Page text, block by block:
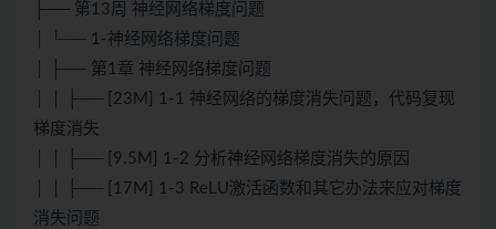
├── 第13周 神经网络梯度问题
│ └── 1-神经网络梯度问题
│ ├── 第1章 神经网络梯度问题
│ │ ├── [23M] 1-1 神经网络的梯度消失问题，代码复现
梯度消失
│ │ ├── [9.5M] 1-2 分析神经网络梯度消失的原因
│ │ ├── [17M] 1-3 ReLU激活函数和其它办法来应对梯度
消失问题